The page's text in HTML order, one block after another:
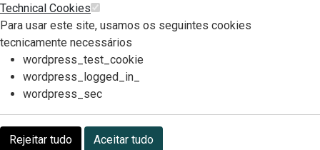
Technical Cookies
Para usar este site, usamos os seguintes cookies
tecnicamente necessários
wordpress_test_cookie
wordpress_logged_in_
wordpress_sec
Rejeitar tudo Aceitar tudo